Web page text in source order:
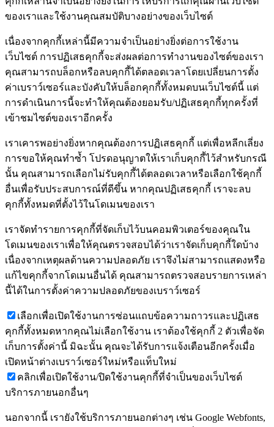
ของเราและใช้งานคุณสมบัติบางอย่างของเว็บไซต์
เนื่องจากคุกกี้เหล่านี้มีความจำเป็นอย่างยิ่งต่อการใช้งาน
เว็บไซต์ การปฏิเสธคุกกี้จะส่งผลต่อการทำงานของไซต์ของเรา
คุณสามารถบล็อกหรือลบคุกกี้ได้ตลอดเวลาโดยเปลี่ยนการตั้ง
ค่าเบราว์เซอร์และบังคับให้บล็อกคุกกี้ทั้งหมดบนเว็บไซต์นี้ แต่
การดำเนินการนี้จะทำให้คุณต้องยอมรับ/ปฏิเสธคุกกี้ทุกครั้งที่
เข้าชมไซต์ของเราอีกครั้ง
เราเคารพอย่างยิ่งหากคุณต้องการปฏิเสธคุกกี้ แต่เพื่อหลีกเลี่ยง
การขอให้คุณทำซ้ำ โปรดอนุญาตให้เราเก็บคุกกี้ไว้สำหรับกรณี
นั้น คุณสามารถเลือกไม่รับคุกกี้ได้ตลอดเวลาหรือเลือกใช้คุกกี้
อื่นเพื่อรับประสบการณ์ที่ดีขึ้น หากคุณปฏิเสธคุกกี้ เราจะลบ
คุกกี้ทั้งหมดที่ตั้งไว้ในโดเมนของเรา
เราจัดทำรายการคุกกี้ที่จัดเก็บไว้บนคอมพิวเตอร์ของคุณใน
โดเมนของเราเพื่อให้คุณตรวจสอบได้ว่าเราจัดเก็บคุกกี้ใดบ้าง
เนื่องจากเหตุผลด้านความปลอดภัย เราจึงไม่สามารถแสดงหรือ
แก้ไขคุกกี้จากโดเมนอื่นได้ คุณสามารถตรวจสอบรายการเหล่า
นี้ได้ในการตั้งค่าความปลอดภัยของเบราว์เซอร์
เลือกเพื่อเปิดใช้งานการซ่อนแถบข้อความถาวรและปฏิเสธ
คุกกี้ทั้งหมดหากคุณไม่เลือกใช้งาน เราต้องใช้คุกกี้ 2 ตัวเพื่อจัด
เก็บการตั้งค่านี้ มิฉะนั้น คุณจะได้รับการแจ้งเตือนอีกครั้งเมื่อ
เปิดหน้าต่างเบราว์เซอร์ใหม่หรือแท็บใหม่
คลิกเพื่อเปิดใช้งาน/ปิดใช้งานคุกกี้ที่จำเป็นของเว็บไซต์
บริการภายนอกอื่นๆ
นอกจากนี้ เรายังใช้บริการภายนอกต่างๆ เช่น Google Webfonts,